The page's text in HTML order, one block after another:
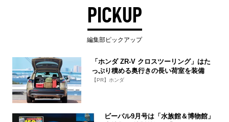
PICKUP
編集部ピックアップ
「ホンダ ZR-V クロスツーリング」はた
っぷり積める奥行きの長い荷室を装備
【PR】ホンダ
ビーパル9月号は「水族館＆博物館」